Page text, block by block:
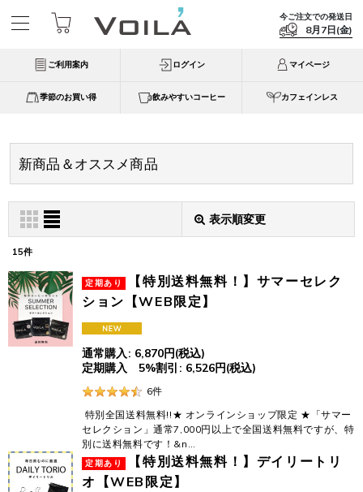
今ご注文での発送日
8月7日(金)
ご利用案内 ログイン マイページ
季節のお買い得 飲みやすいコーヒー カフェインレス
新商品＆オススメ商品
表示順変更
表示数
並び順 :
絞り込む
15件
【特別送料無料！】サマーセレク
ション【WEB限定】
通常購入: 6,870円(税込)
定期購入 5%割引 : 6,526円(税込)
6件
特別全国送料無料!!★ オンラインショップ限定 ★「サマー
セレクション」通常7,000円以上で全国送料無料ですが、特
別に送料無料です！&n…
【特別送料無料！】デイリートリ
オ【WEB限定】